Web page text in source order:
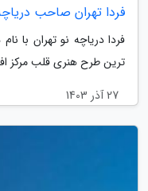
فردا تهران صاحب
فردا دریاچه نو تهران با
ترین طرح هنری قلب مرکز
27 آذر 1403